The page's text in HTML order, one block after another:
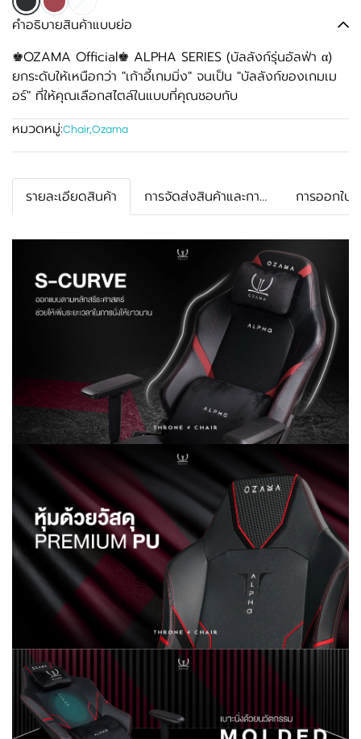
คำอธิบายสินค้าแบบย่อ
♚OZAMA Official♚ ALPHA SERIES (บัลลังก์รุ่นอัลฟ่า α)
ยกระดับให้เหนือกว่า "เก้าอี้เกมมิ่ง" จนเป็น "บัลลังก์ของเกมเม
อร์" ที่ให้คุณเลือกสไตล์ในแบบที่คุณชอบกับ
หมวดหมู่:Chair,Ozama
รายละเอียดสินค้า การจัดส่งสินค้าและการรับประกัน การออกใบ